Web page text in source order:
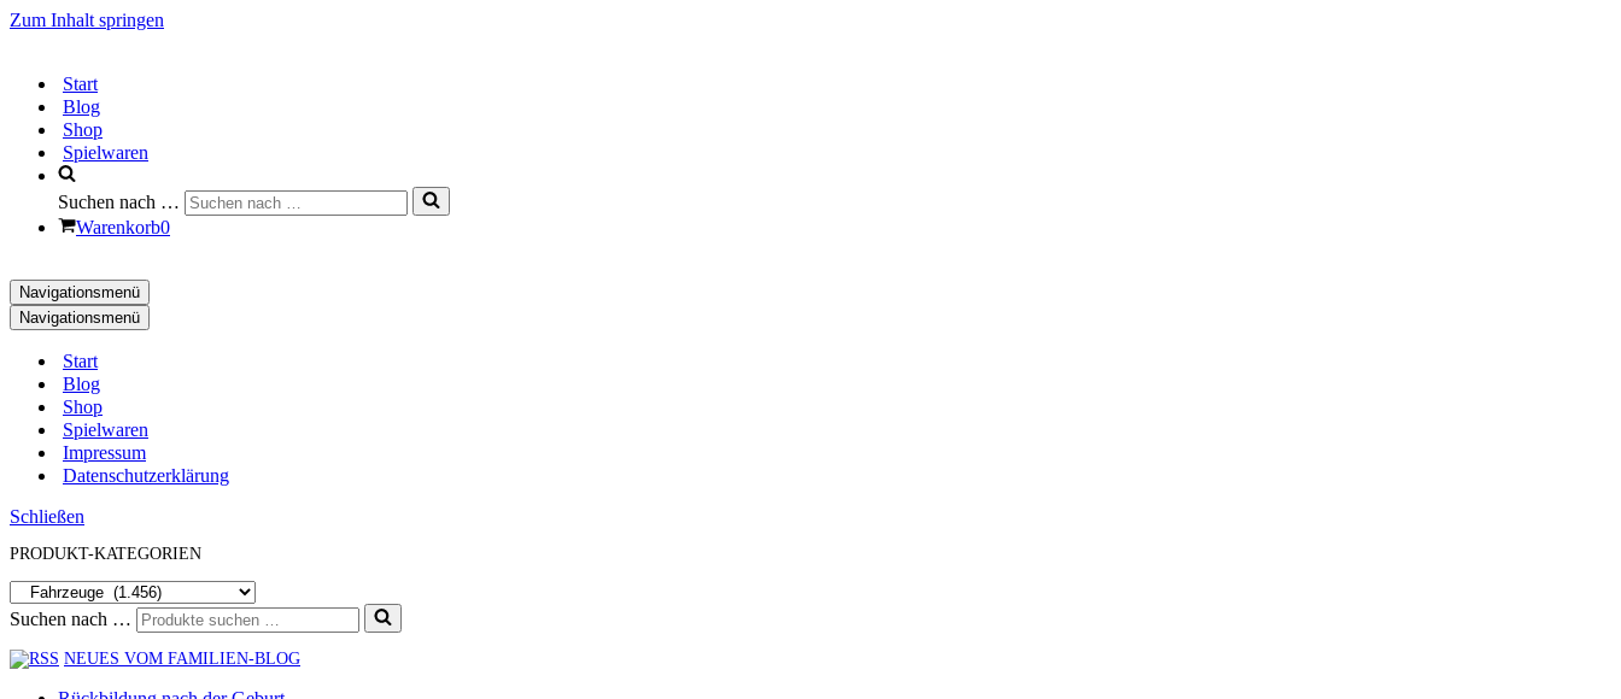
Zum Inhalt springen
Start
Blog
Shop
Spielwaren
Suchen nach …
Warenkorb0
Navigationsmenü
Navigationsmenü
Start
Blog
Shop
Spielwaren
Impressum
Datenschutzerklärung
Schließen
PRODUKT-KATEGORIEN
Suchen nach …
NEUES VOM FAMILIEN-BLOG